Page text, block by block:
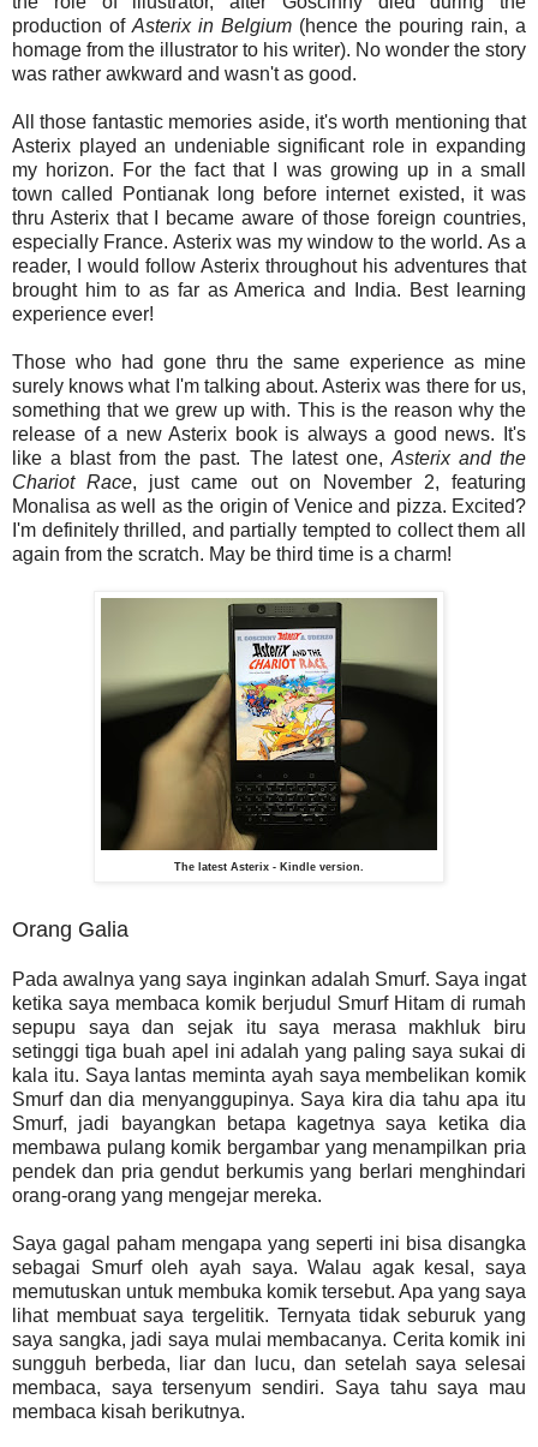
production of Asterix in Belgium (hence the pouring rain, a
homage from the illustrator to his writer). No wonder the story
was rather awkward and wasn't as good.
All those fantastic memories aside, it's worth mentioning that
Asterix played an undeniable significant role in expanding
my horizon. For the fact that I was growing up in a small
town called Pontianak long before internet existed, it was
thru Asterix that I became aware of those foreign countries,
especially France. Asterix was my window to the world. As a
reader, I would follow Asterix throughout his adventures that
brought him to as far as America and India. Best learning
experience ever!
Those who had gone thru the same experience as mine
surely knows what I'm talking about. Asterix was there for us,
something that we grew up with. This is the reason why the
release of a new Asterix book is always a good news. It's
like a blast from the past. The latest one, Asterix and the
Chariot Race, just came out on November 2, featuring
Monalisa as well as the origin of Venice and pizza. Excited?
I'm definitely thrilled, and partially tempted to collect them all
again from the scratch. May be third time is a charm!
The latest Asterix - Kindle version.
Orang Galia
Pada awalnya yang saya inginkan adalah Smurf. Saya ingat
ketika saya membaca komik berjudul Smurf Hitam di rumah
sepupu saya dan sejak itu saya merasa makhluk biru
setinggi tiga buah apel ini adalah yang paling saya sukai di
kala itu. Saya lantas meminta ayah saya membelikan komik
Smurf dan dia menyanggupinya. Saya kira dia tahu apa itu
Smurf, jadi bayangkan betapa kagetnya saya ketika dia
membawa pulang komik bergambar yang menampilkan pria
pendek dan pria gendut berkumis yang berlari menghindari
orang-orang yang mengejar mereka.
Saya gagal paham mengapa yang seperti ini bisa disangka
sebagai Smurf oleh ayah saya. Walau agak kesal, saya
memutuskan untuk membuka komik tersebut. Apa yang saya
lihat membuat saya tergelitik. Ternyata tidak seburuk yang
saya sangka, jadi saya mulai membacanya. Cerita komik ini
sungguh berbeda, liar dan lucu, dan setelah saya selesai
membaca, saya tersenyum sendiri. Saya tahu saya mau
membaca kisah berikutnya.